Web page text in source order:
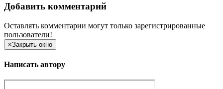
Добавить комментарий
Оставлять комментарии могут только зарегистрированные
пользователи!
×Закрыть окно
Написать автору